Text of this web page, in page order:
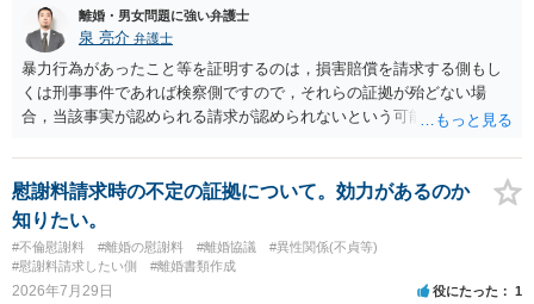
学進学についての父母の認識、父母の学歴・収入・資産状況、進学先
や費用などを踏まえて個別に検討することになります。公正証書の他
の条項において、養育費の終期についてどのように定められている
か、大学進学に関する定めの有無、「教育費」「進学費用」に関する
定めの有無等について確認する必要があると考えられます。
離婚・男女問題に強い弁護士
泉 亮介 弁護士
暴力行為があったこと等を証明するのは，損害賠償を請求する側もし
くは刑事事件であれば検察側ですので，それらの証拠が殆どない場
合，当該事実が認められる請求が認められないという可能性はあるで
慰謝料請求時の不定の証拠について。効力があるのか
知りたい。
#不倫慰謝料 #離婚の慰謝料 #離婚協議
#異性関係(不貞等)
#慰謝料請求したい側
#離婚書類作成
2026年7月29日 役にたった 1